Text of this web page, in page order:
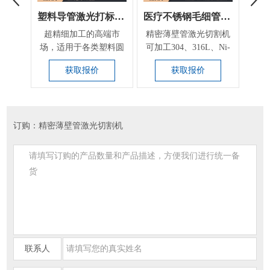
塑料导管激光打标设备
超精细加工的高端市
场，适用于各类塑料圆
管的精细雕刻、旋转打
标...
获取报价
医疗不锈钢毛细管激光切割打孔开槽设备
精密薄壁管激光切割机
可加工304、316L、Ni-
Ti、Al、镍钛合金...
获取报价
订购：精密薄壁管激光切割机
联系人